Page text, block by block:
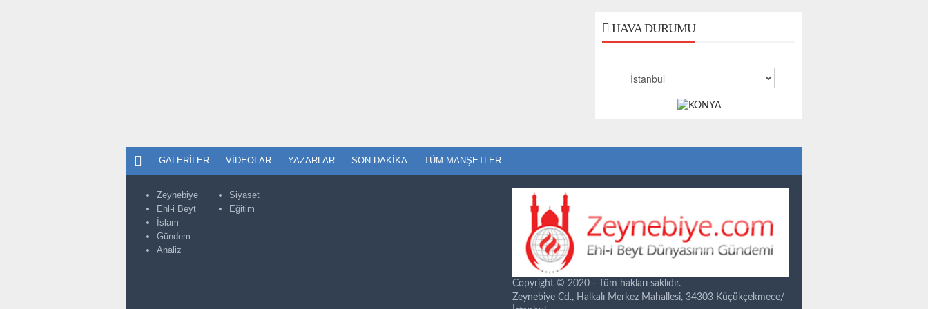
HAVA DURUMU
GALERILER VIDEOLAR YAZARLAR SON DAKIKA TÜM MANŞETLER
Zeynebiye
Ehl-i Beyt
İslam
Gündem
Analiz
Siyaset
Eğitim
Copyright © 2020 - Tüm hakları saklıdır.
Zeynebiye Cd., Halkalı Merkez Mahallesi, 34303 Küçükçekmece/